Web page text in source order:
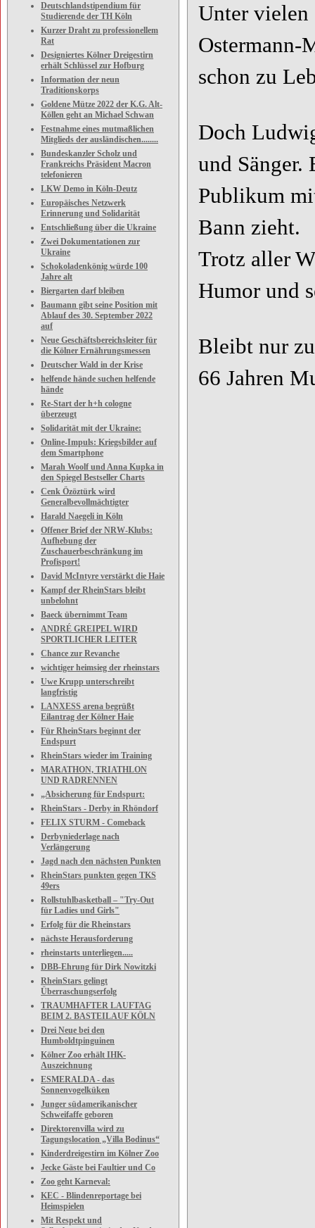
Deutschlandstipendium für
Studierende der TH Köln
Kurzer Draht zu professionellem
Rat
Designiertes Kölner Dreigestirn
erhält Schlüssel zur Hofburg
Information der neun
Traditionskorps
Goldene Mütze 2022 der K.G. Alt-
Köllen geht an Michael Schwan
Festnahme eines mutmaßlichen
Mitglieds der ausländischen........
Bundeskanzler Scholz und
Frankreichs Präsident Macron
telefonieren
LKW Demo in Köln-Deutz
Europäisches Netzwerk
Erinnerung und Solidarität
Entschließung über die Ukraine
Zwei Dokumentationen zur
Ukraine
Schokoladenkönig würde 100
Jahre alt
Biergarten darf bleiben
Baumann gibt seine Position mit
Ablauf des 30. September 2022
auf
Neue Geschäftsbereichsleiter für
die Kölner Ernährungsmessen
Deutscher Wald in der Krise
helfende hände suchen helfende
hände
Re-Start der h+h cologne
überzeugt
Solidarität mit der Ukraine:
Online-Impuls: Kriegsbilder auf
dem Smartphone
Marah Woolf und Anna Kupka in
den Spiegel Bestseller Charts
Cenk Özöztürk wird
Generalbevollmächtigter
Harald Naegeli in Köln
Offener Brief der NRW-Klubs:
Aufhebung der
Zuschauerbeschränkung im
Profisport!
David McIntyre verstärkt die Haie
Kampf der RheinStars bleibt
unbelohnt
Baeck übernimmt Team
ANDRÉ GREIPEL WIRD
SPORTLICHER LEITER
Chance zur Revanche
wichtiger heimsieg der rheinstars
Uwe Krupp unterschreibt
langfristig
LANXESS arena begrüßt
Eilantrag der Kölner Haie
Für RheinStars beginnt der
Endspurt
RheinStars wieder im Training
MARATHON, TRIATHLON
UND RADRENNEN
„Absicherung für Endspurt:
RheinStars - Derby in Rhöndorf
FELIX STURM - Comeback
Derbyniederlage nach
Verlängerung
Jagd nach den nächsten Punkten
RheinStars punkten gegen TKS
49ers
Rollstuhlbasketball – "Try-Out
für Ladies und Girls"
Erfolg für die Rheinstars
nächste Herausforderung
rheinstarts unterliegen.....
DBB-Ehrung für Dirk Nowitzki
RheinStars gelingt
Überraschungserfolg
TRAUMHAFTER LAUFTAG
BEIM 2. BASTEILAUF KÖLN
Drei Neue bei den
Humboldtpinguinen
Kölner Zoo erhält IHK-
Auszeichnung
ESMERALDA - das
Sonnenvogelküken
Junger südamerikanischer
Schweifaffe geboren
Direktorenvilla wird zu
Tagungslocation „Villa Bodinus“
Kinderdreigestirn im Kölner Zoo
Jecke Gäste bei Faultier und Co
Zoo geht Karneval:
KEC - Blindenreportage bei
Heimspielen
Mit Respekt und
Unter vielen
Ostermann-
schon zu
Doch
und Sänger.
Publikum
Bann zieht.
Trotz aller
Humor und
Bleibt nur
66 Jahren